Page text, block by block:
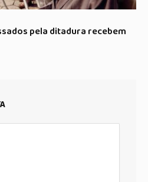
pela ditadura recebem